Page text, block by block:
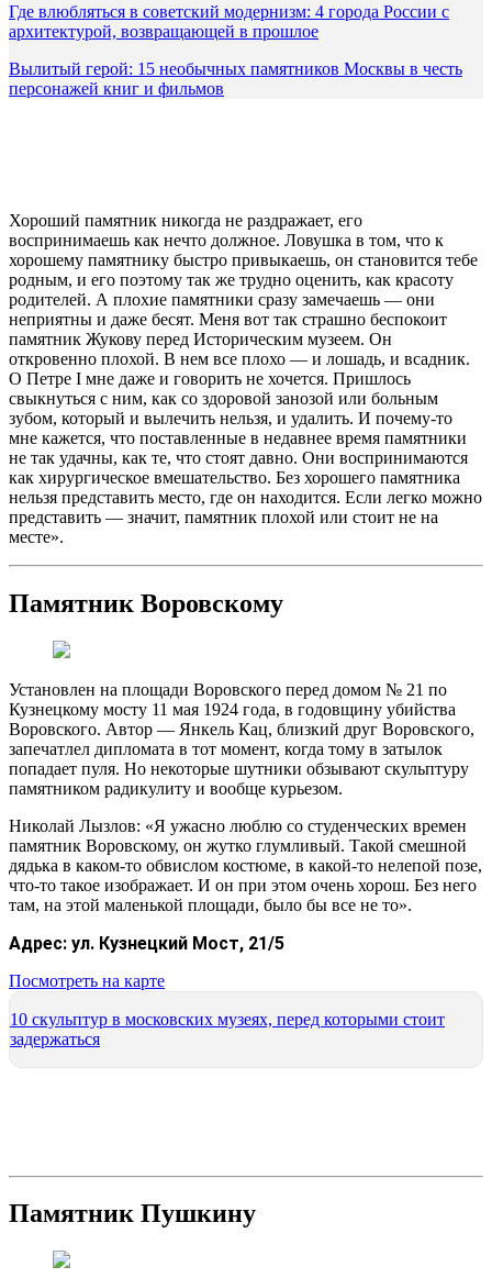
Где влюбляться в советский модернизм: 4 города России с
архитектурой, возвращающей в прошлое
Вылитый герой: 15 необычных памятников Москвы в честь
персонажей книг и фильмов
Хороший памятник никогда не раздражает, его
воспринимаешь как нечто должное. Ловушка в том, что к
хорошему памятнику быстро привыкаешь, он становится тебе
родным, и его поэтому так же трудно оценить, как красоту
родителей. А плохие памятники сразу замечаешь — они
неприятны и даже бесят. Меня вот так страшно беспокоит
памятник Жукову перед Историческим музеем. Он
откровенно плохой. В нем все плохо — и лошадь, и всадник.
О Петре I мне даже и говорить не хочется. Пришлось
свыкнуться с ним, как со здоровой занозой или больным
зубом, который и вылечить нельзя, и удалить. И почему-то
мне кажется, что поставленные в недавнее время памятники
не так удачны, как те, что стоят давно. Они воспринимаются
как хирургическое вмешательство. Без хорошего памятника
нельзя представить место, где он находится. Если легко можно
представить — значит, памятник плохой или стоит не на
месте».
Памятник Воровскому
Установлен на площади Воровского перед домом № 21 по
Кузнецкому мосту 11 мая 1924 года, в годовщину убийства
Воровского. Автор — Янкель Кац, близкий друг Воровского,
запечатлел дипломата в тот момент, когда тому в затылок
попадает пуля. Но некоторые шутники обзывают скульптуру
памятником радикулиту и вообще курьезом.
Николай Лызлов: «Я ужасно люблю со студенческих времен
памятник Воровскому, он жутко глумливый. Такой смешной
дядька в каком-то обвислом костюме, в какой-то нелепой позе,
что-то такое изображает. И он при этом очень хорош. Без него
там, на этой маленькой площади, было бы все не то».
Адрес: ул. Кузнецкий Мост, 21/5
Посмотреть на карте
10 скульптур в московских музеях, перед которыми стоит
задержаться
Памятник Пушкину